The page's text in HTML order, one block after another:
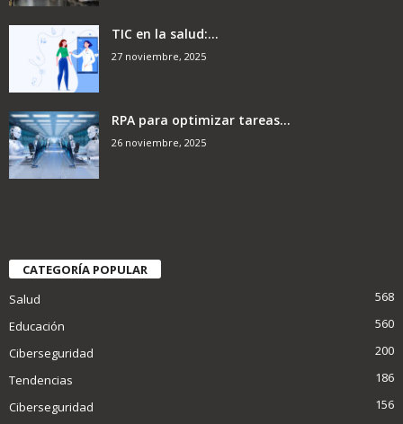
TIC en la salud:...
27 noviembre, 2025
RPA para optimizar tareas...
26 noviembre, 2025
CATEGORÍA POPULAR
Salud
568
Educación
560
Ciberseguridad
200
Tendencias
186
Ciberseguridad
156